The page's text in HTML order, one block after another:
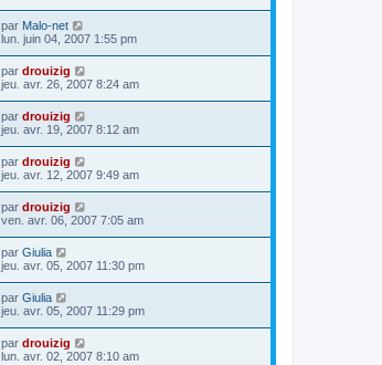
par Malo-net
lun. juin 04, 2007 1:55 pm
par drouizig
jeu. avr. 26, 2007 8:24 am
par drouizig
jeu. avr. 19, 2007 8:12 am
par drouizig
jeu. avr. 12, 2007 9:49 am
par drouizig
ven. avr. 06, 2007 7:05 am
par Giulia
jeu. avr. 05, 2007 11:30 pm
par Giulia
jeu. avr. 05, 2007 11:29 pm
par drouizig
lun. avr. 02, 2007 8:10 am